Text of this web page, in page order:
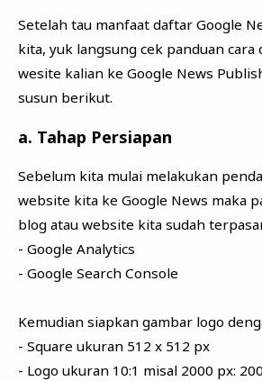
Setelah tau manfaat daftar Google
kita, yuk langsung cek panduan
wesite kalian ke Google News
susun berikut.
a. Tahap Persiapan
Sebelum kita mulai melakukan
website kita ke Google News maka
blog atau website kita sudah
- Google Analytics
- Google Search Console
Kemudian siapkan gambar logo
- Square ukuran 512 x 512 px
- Logo ukuran 10:1 misal 2000 px: